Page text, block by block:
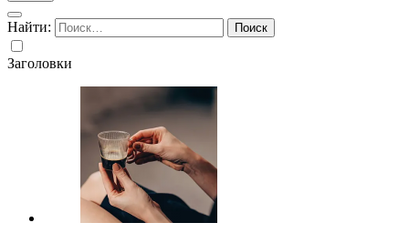
Найти:
Заголовки